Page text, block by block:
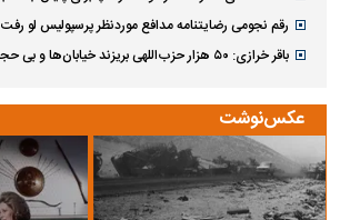
رقم نجومی رضایتنامه مدافع موردنظر پرسپولیس لو رفت
باقر خرازی: ۵۰ هزار حزب‌اللهی بریزند خیابان‌ها و بی حجاب‌ها را بکشند
عکس‌نوشت